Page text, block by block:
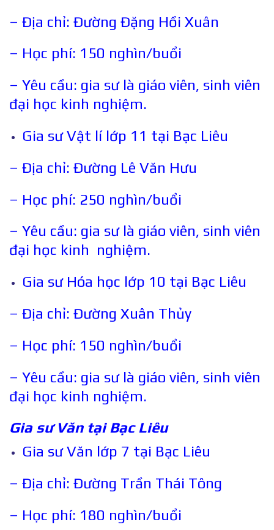
– Địa chỉ: Đường Đặng Hồi Xuân
– Học phí: 150 nghìn/buổi
– Yêu cầu: gia sư là giáo viên, sinh viên
đại học kinh nghiệm.
Gia sư Vật lí lớp 11 tại Bạc Liêu
– Địa chỉ: Đường Lê Văn Hưu
– Học phí: 250 nghìn/buổi
– Yêu cầu: gia sư là giáo viên, sinh viên
đại học kinh nghiệm.
Gia sư Hóa học lớp 10 tại Bạc Liêu
– Địa chỉ: Đường Xuân Thủy
– Học phí: 150 nghìn/buổi
– Yêu cầu: gia sư là giáo viên, sinh viên
đại học kinh nghiệm.
Gia sư Văn tạiBạc Liêu
Gia sư Văn lớp 7 tại Bạc Liêu
– Địa chỉ: Đường Trần Thái Tông
– Học phí: 180 nghìn/buổi